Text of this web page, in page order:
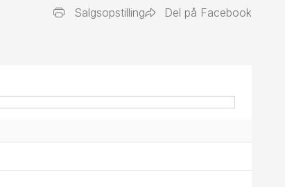
Salgsopstilling Del på Facebook